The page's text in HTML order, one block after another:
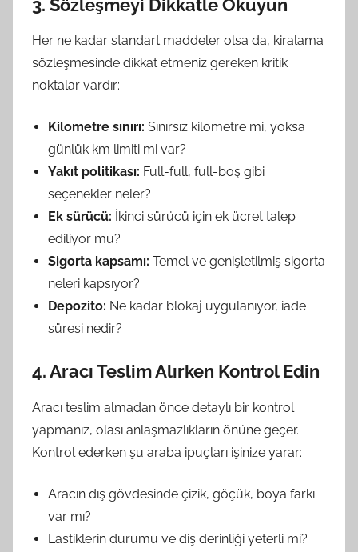
3. Sözleşmeyi Dikkatle Okuyun
Her ne kadar standart maddeler olsa da, kiralama
sözleşmesinde dikkat etmeniz gereken kritik
noktalar vardır:
Kilometre sınırı: Sınırsız kilometre mi, yoksa
günlük km limiti mi var?
Yakıt politikası: Full-full, full-boş gibi
seçenekler neler?
Ek sürücü: İkinci sürücü için ek ücret talep
ediliyor mu?
Sigorta kapsamı: Temel ve genişletilmiş sigorta
neleri kapsıyor?
Depozito: Ne kadar blokaj uygulanıyor, iade
süresi nedir?
4. Aracı Teslim Alırken Kontrol Edin
Aracı teslim almadan önce detaylı bir kontrol
yapmanız, olası anlaşmazlıkların önüne geçer.
Kontrol ederken şu araba ipuçları işinize yarar:
Aracın dış gövdesinde çizik, göçük, boya farkı
var mı?
Lastiklerin durumu ve diş derinliği yeterli mi?